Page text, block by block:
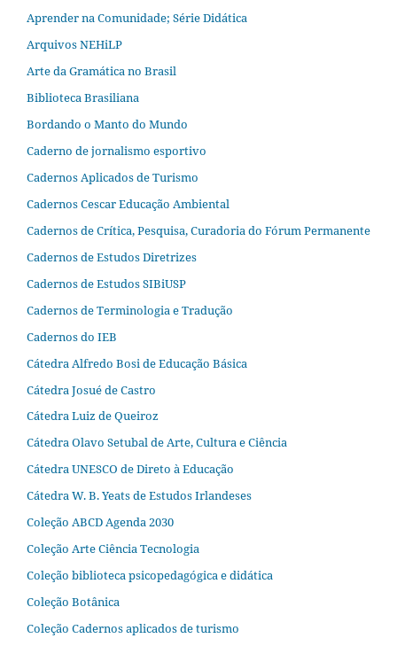
Aprender na Comunidade; Série Didática
Arquivos NEHiLP
Arte da Gramática no Brasil
Biblioteca Brasiliana
Bordando o Manto do Mundo
Caderno de jornalismo esportivo
Cadernos Aplicados de Turismo
Cadernos Cescar Educação Ambiental
Cadernos de Crítica, Pesquisa, Curadoria do Fórum Permanente
Cadernos de Estudos Diretrizes
Cadernos de Estudos SIBiUSP
Cadernos de Terminologia e Tradução
Cadernos do IEB
Cátedra Alfredo Bosi de Educação Básica
Cátedra Josué de Castro
Cátedra Luiz de Queiroz
Cátedra Olavo Setubal de Arte, Cultura e Ciência
Cátedra UNESCO de Direto à Educação
Cátedra W. B. Yeats de Estudos Irlandeses
Coleção ABCD Agenda 2030
Coleção Arte Ciência Tecnologia
Coleção biblioteca psicopedagógica e didática
Coleção Botânica
Coleção Cadernos aplicados de turismo